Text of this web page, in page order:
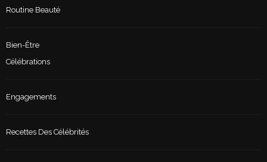
Routine Beauté
Bien-Être
Célébrations
Engagements
Recettes Des Célébrités